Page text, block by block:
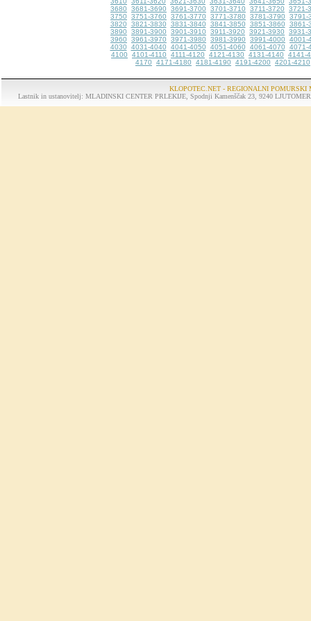
3680
3681-3690 3691-3700 3701-3710 3711-3720
3721-
3750
3751-3760 3761-3770 3771-3780 3781-3790
3791-
3820
3821-3830 3831-3840 3841-3850 3851-3860
3861-
3890
3891-3900 3901-3910 3911-3920 3921-3930
3931-
3960
3961-3970 3971-3980 3981-3990 3991-4000
4001-
4030
4031-4040 4041-4050 4051-4060 4061-4070
4071-
4100
4101-4110 4111-4120 4121-4130 4131-4140
4141-
4170
4171-4180 4181-4190 4191-4200 4201-4210
KLOPOTEC.NET - REGIONALNI POMURSKI
Lastnik in ustanovitelj: MLADINSKI CENTER PRLEKIJE, Spodnji Kamenščak 23, 9240